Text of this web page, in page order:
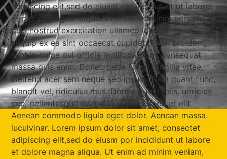
adipiscing elit,sed do eiusm por incididunt ut labore
et dolore magna aliqua. Ut enim ad minim veniam,
quis nostrud exercitation ullamco laboris nisi ut
aliquip ex ea sint occaecat cupidatat non proident,
sunt in culpa qui officia mollit natoque consequat
massa quis enim. Donec pede justo, fringilla vitae,
eleifend acer sem neque sed ipsum. Nam quam nunc,
blandit vel, ridiculus mus. Donec quam felis, ultricies
nec, pellentesque eu, pretium consectetuer elit.
Aenean commodo ligula eget dolor. Aenean massa.
luculvinar. Lorem ipsum dolor sit amet, consectet
adipiscing elit,sed do eiusm por incididunt ut labore
et dolore magna aliqua. Ut enim ad minim veniam,